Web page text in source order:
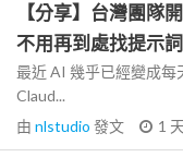
【分享】台灣團隊
不用再到處找提示
最近 AI 幾乎已經變成每
Claud...
由 nlstudio 發文 1